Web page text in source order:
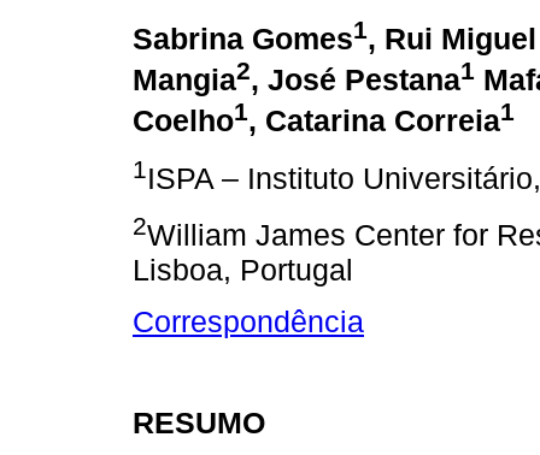
Sabrina Gomes1, Rui
Mangia2, José Pestana1
Coelho1, Catarina Correia1
1ISPA – Instituto
2William James Center for
Lisboa, Portugal
Correspondência
RESUMO